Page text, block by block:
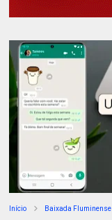
Início Baixada Fluminense